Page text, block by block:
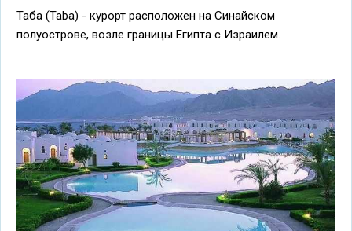
Таба (Taba) - курорт расположен на Синайском
полуострове, возле границы Египта с Израилем.